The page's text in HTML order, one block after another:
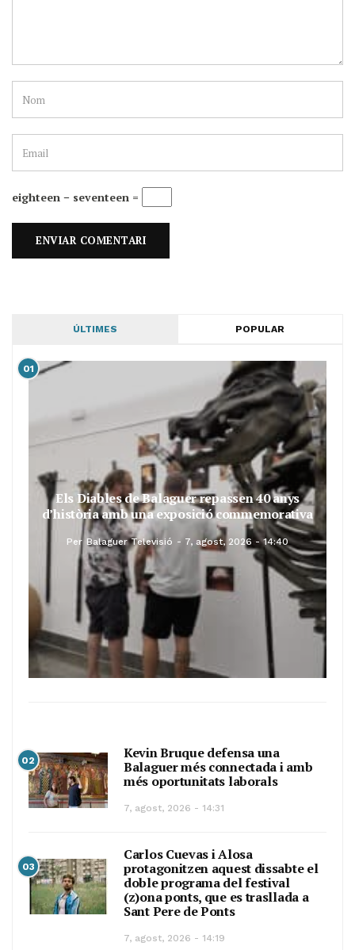
eighteen − seventeen =
ÚLTIMES POPULAR
01
Els Diables de Balaguer repassen 40 anys
d’història amb una exposició commemorativa
Per Balaguer Televisió 7, agost, 2026 - 14:40
02
Kevin Bruque defensa una
Balaguer més connectada i amb
més oportunitats laborals
7, agost, 2026 - 14:31
03
Carlos Cuevas i Alosa
protagonitzen aquest dissabte el
doble programa del festival
(z)ona ponts, que es trasllada a
Sant Pere de Ponts
7, agost, 2026 - 14:19